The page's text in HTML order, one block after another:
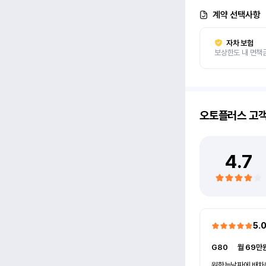
계약 선택사항
자차 보험
보상한도 내 면책
오토플러스고
4.7
5.0
G80
월 69만